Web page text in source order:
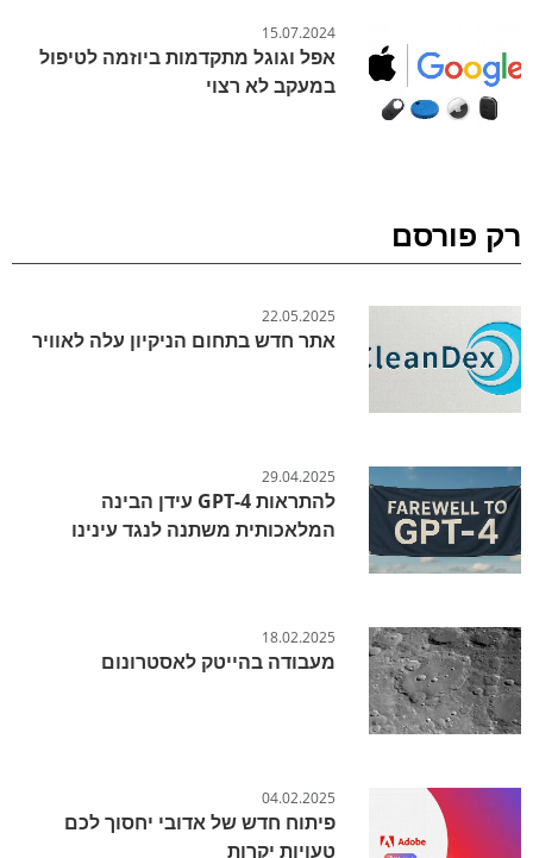
15.07.2024
אפל וגוגל מתקדמות ביוזמה לטיפול
במעקב לא רצוי
רק פורסם
22.05.2025
אתר חדש בתחום הניקיון עלה לאוויר
29.04.2025
להתראות GPT-4 עידן הבינה
המלאכותית משתנה לנגד עינינו
18.02.2025
מעבודה בהייטק לאסטרונום
04.02.2025
פיתוח חדש של אדובי יחסוך לכם
טעויות יקרות